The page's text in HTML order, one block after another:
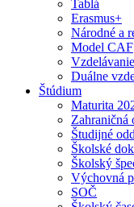
Tablá
Erasmus+
Národné a
Model CAF
Duálne
Štúdium
Maturita
Zahraničná
Študijné
Školské
Školský
Výchovná
SOČ